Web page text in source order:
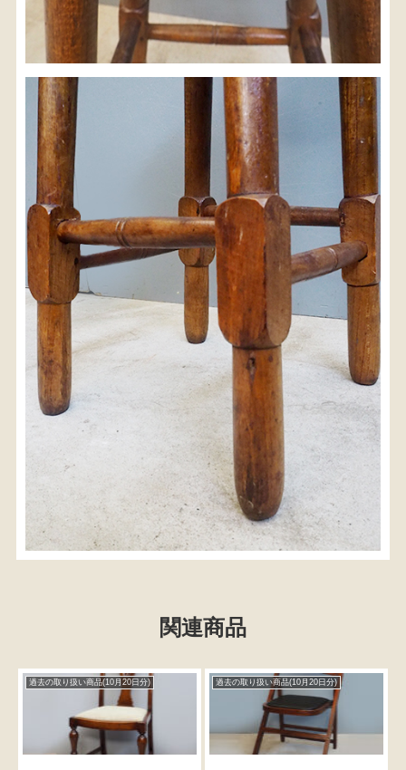
関連商品
過去の取り扱い商品(10月20日分) 過去の取り扱い商品(10月20日分)